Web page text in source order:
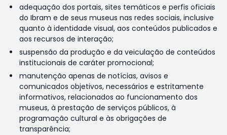
adequação dos portais, sites temáticos e perfis oficiais
do Ibram e de seus museus nas redes sociais, inclusive
quanto à identidade visual, aos conteúdos publicados e
aos recursos de interação;
suspensão da produção e da veiculação de conteúdos
institucionais de caráter promocional;
manutenção apenas de notícias, avisos e
comunicados objetivos, necessários e estritamente
informativos, relacionados ao funcionamento dos
museus, à prestação de serviços públicos, à
programação cultural e às obrigações de
transparência;